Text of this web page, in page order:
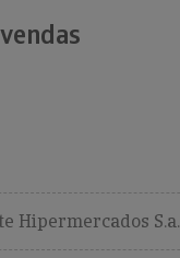
Hipermercados S.a.